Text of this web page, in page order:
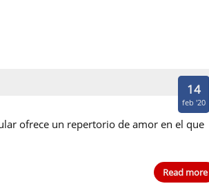
ofrece un repertorio de amor en el que
Read more
14
feb '20